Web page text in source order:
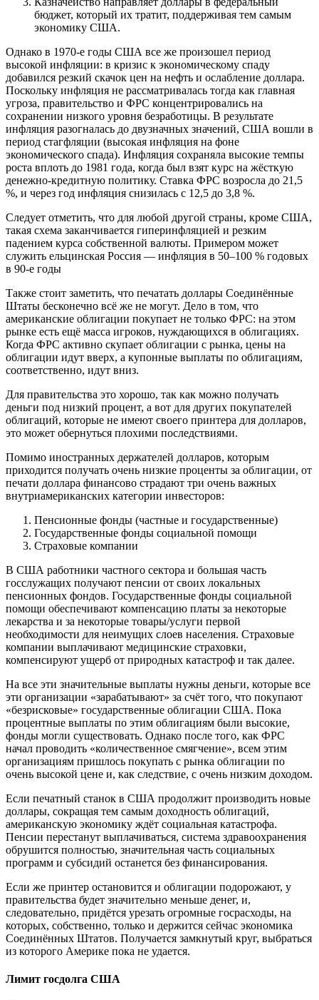
бюджет, который их тратит, поддерживая тем самым
экономику США.
Однако в 1970-е годы США все же произошел период
высокой инфляции: в кризис к экономическому спаду
добавился резкий скачок цен на нефть и ослабление доллара.
Поскольку инфляция не рассматривалась тогда как главная
угроза, правительство и ФРС концентрировались на
сохранении низкого уровня безработицы. В результате
инфляция разогналась до двузначных значений, США вошли в
период стагфляции (высокая инфляция на фоне
экономического спада). Инфляция сохраняла высокие темпы
роста вплоть до 1981 года, когда был взят курс на жёсткую
денежно-кредитную политику. Ставка ФРС возросла до 21,5
%, и через год инфляция снизилась с 12,5 до 3,8 %.
Следует отметить, что для любой другой страны, кроме США,
такая схема заканчивается гиперинфляцией и резким
падением курса собственной валюты. Примером может
служить ельцинская Россия — инфляция в 50–100 % годовых
в 90-е годы
Также стоит заметить, что печатать доллары Соединённые
Штаты бесконечно всё же не могут. Дело в том, что
американские облигации покупает не только ФРС: на этом
рынке есть ещё масса игроков, нуждающихся в облигациях.
Когда ФРС активно скупает облигации с рынка, цены на
облигации идут вверх, а купонные выплаты по облигациям,
соответственно, идут вниз.
Для правительства это хорошо, так как можно получать
деньги под низкий процент, а вот для других покупателей
облигаций, которые не имеют своего принтера для долларов,
это может обернуться плохими последствиями.
Помимо иностранных держателей долларов, которым
приходится получать очень низкие проценты за облигации, от
печати доллара финансово страдают три очень важных
внутриамериканских категории инвесторов:
Пенсионные фонды (частные и государственные)
Государственные фонды социальной помощи
Страховые компании
В США работники частного сектора и большая часть
госслужащих получают пенсии от своих локальных
пенсионных фондов. Государственные фонды социальной
помощи обеспечивают компенсацию платы за некоторые
лекарства и за некоторые товары/услуги первой
необходимости для неимущих слоев населения. Страховые
компании выплачивают медицинские страховки,
компенсируют ущерб от природных катастроф и так далее.
На все эти значительные выплаты нужны деньги, которые все
эти организации «зарабатывают» за счёт того, что покупают
«безрисковые» государственные облигации США. Пока
процентные выплаты по этим облигациям были высокие,
фонды могли существовать. Однако после того, как ФРС
начал проводить «количественное смягчение», всем этим
организациям пришлось покупать с рынка облигации по
очень высокой цене и, как следствие, с очень низким доходом.
Если печатный станок в США продолжит производить новые
доллары, сокращая тем самым доходность облигаций,
американскую экономику ждёт социальная катастрофа.
Пенсии перестанут выплачиваться, система здравоохранения
обрушится полностью, значительная часть социальных
программ и субсидий останется без финансирования.
Если же принтер остановится и облигации подорожают, у
правительства будет значительно меньше денег, и,
следовательно, придётся урезать огромные госрасходы, на
которых, собственно, только и держится сейчас экономика
Соединённых Штатов. Получается замкнутый круг, выбраться
из которого Америке пока не удается.
Лимит госдолга США